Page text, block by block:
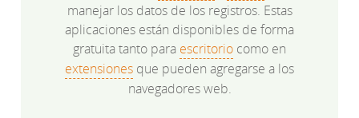
manejar los datos de los registros. Estas
aplicaciones están disponibles de forma
gratuita tanto para escritorio como en
extensiones que pueden agregarse a los
navegadores web.